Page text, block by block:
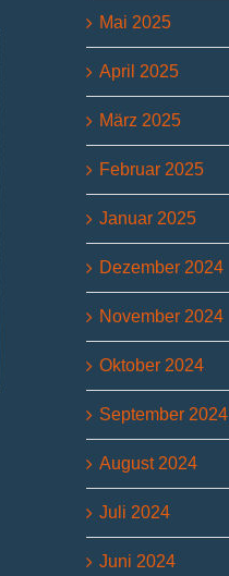
Mai 2025
April 2025
März 2025
Februar 2025
Januar 2025
Dezember 2024
November 2024
Oktober 2024
September 2024
August 2024
Juli 2024
Juni 2024